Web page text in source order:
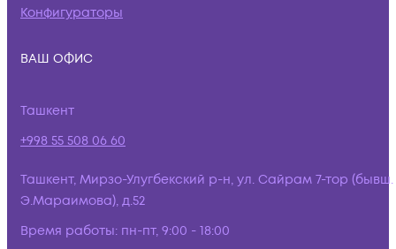
Конфигураторы
ВАШ ОФИС
Ташкент
+998 55 508 06 60
Ташкент, Мирзо-Улугбекский р-н, ул. Сайрам 7-тор (бывш.
Э.Мараимова), д.52
Время работы: пн-пт, 9:00 - 18:00